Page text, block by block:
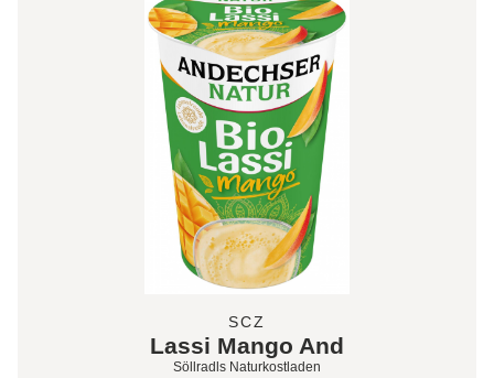
SCZ
Lassi Mango And
Söllradls Naturkostladen